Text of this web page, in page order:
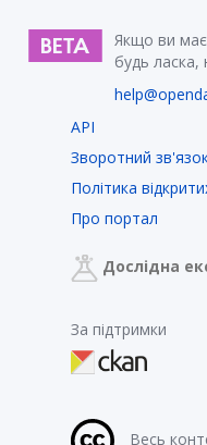
Якщо ви
будь ласка,
API
Зворотний
Політика
Про портал
Дослідна
За підтримки
Весь